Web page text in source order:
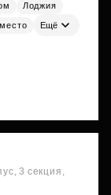
Лоджия
Ещё
3 секция,